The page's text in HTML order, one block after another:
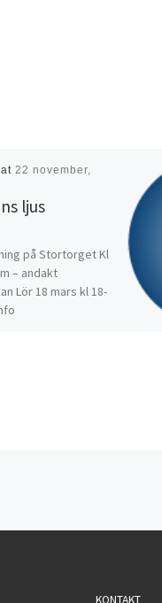
22 november,
ljus
på Stortorget Kl
– andakt
Lör 18 mars kl 18-
KONTAKT